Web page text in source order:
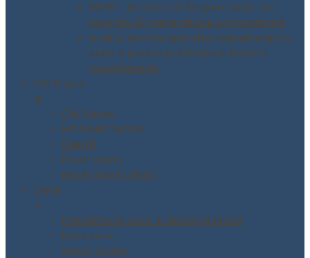
RSPP – Incarico di Responsabile del
Servizio di Prevenzione e Protezione
Analisi tecnica gratuita: sopralluogo in
sede e parere preliminare tramite
Questionario
Chi Siamo
▼
Chi Siamo
MODINETWORK
Clienti
Dove siamo
Recensioni Clienti
Corsi
▼
Piattaforma corsi e-learning MODI
Lista corsi
SHOP CORSI